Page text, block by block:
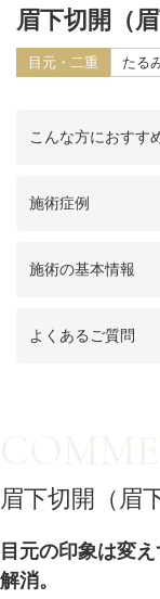
クリニックにつ
料金一覧
施術症例
お悩みで探す
西梅田から徒歩2分
眉下切開（
目元・二重 たる
こんな方におすす
施術症例
施術の基本情報
よくあるご質問
眉下切開（眉
目元の印象は変
解消。